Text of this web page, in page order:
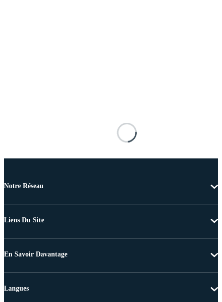
Notre Réseau
Liens Du Site
En Savoir Davantage
Langues